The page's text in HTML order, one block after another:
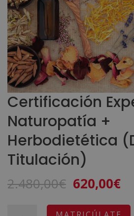
Certificación
Naturopatía +
Herbodietética
Titulación)
2.480,00€ El
original
620,00€El